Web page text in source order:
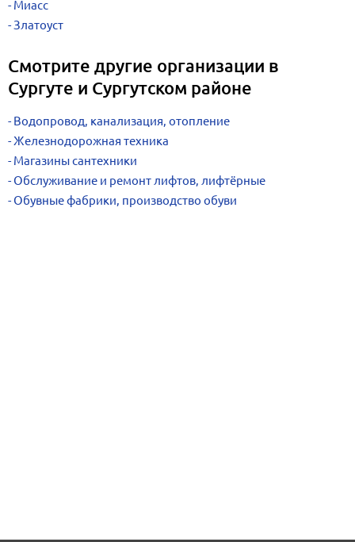
Миасс
Златоуст
Смотрите другие организации в
Сургуте и Сургутском районе
Водопровод, канализация, отопление
Железнодорожная техника
Магазины сантехники
Обслуживание и ремонт лифтов, лифтёрные
Обувные фабрики, производство обуви